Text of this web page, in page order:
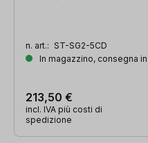
n. art.: ST-SG2-5CD
In magazzino, consegna
213,50 €
incl. IVA più costi di
spedizione